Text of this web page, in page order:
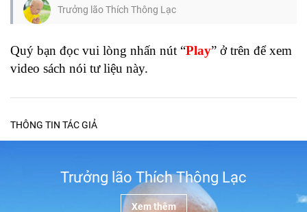
Trưởng lão Thích Thông Lạc
Quý bạn đọc vui lòng nhấn nút “Play” ở trên để xem
video sách nói tư liệu này.
THÔNG TIN TÁC GIẢ
Trưởng lão Thích Thông Lạc
Xem thêm